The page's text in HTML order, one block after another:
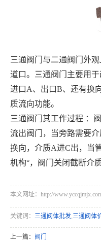
三通阀门与二通阀门外
道口。三通阀门主要用
进口A、出口B、还有换
质流向功能。
三通阀门其工作过程 ：
流出阀门，当旁路需要
换向，介质A进C出，当
机构°，阀门关闭截断介质
本文网址：http://
关键词： 三通阀体批发,三通阀体
上一篇： 阀门